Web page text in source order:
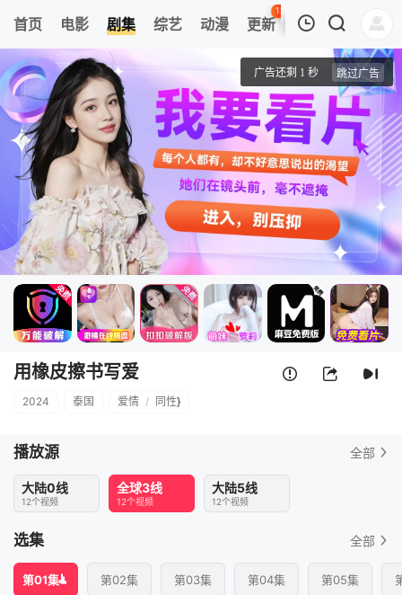
首页 电影 剧集 综艺 动漫 更新
121
热榜 APP
我的观影记录
第01集
用橡皮擦书写爱
清空
用橡皮擦书写爱
2024 泰国 爱情 / 同性}
播放源 全部
大陆0线
12个视频
全球3线
12个视频
大陆5线
12个视频
选集 全部
第01集 第02集 第03集 第04集 第05集